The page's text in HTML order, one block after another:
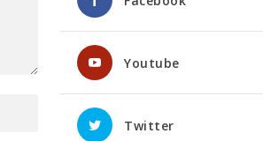
Youtube
Twitter